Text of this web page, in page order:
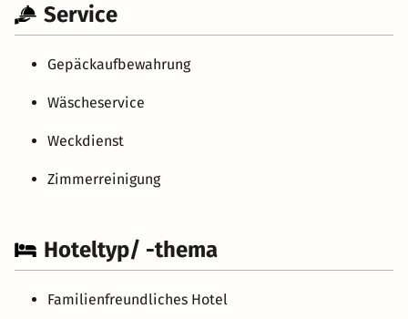
Service
Gepäckaufbewahrung
Wäscheservice
Weckdienst
Zimmerreinigung
Hoteltyp/ -thema
Familienfreundliches Hotel